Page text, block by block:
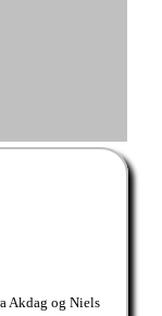
Akdag og Niels